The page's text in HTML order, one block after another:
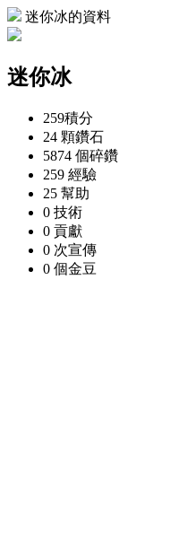
迷你冰的資料
迷你冰
259積分
24 顆鑽石
5874 個碎鑽
259 經驗
25 幫助
0 技術
0 貢獻
0 次宣傳
0 個金豆